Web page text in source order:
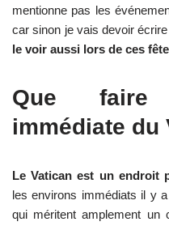
mentionne pas les
car sinon je vais devoir
le voir aussi lors de ces
Que
immédiate du
Le Vatican est un endroit
les environs immédiats il y
qui méritent amplement un